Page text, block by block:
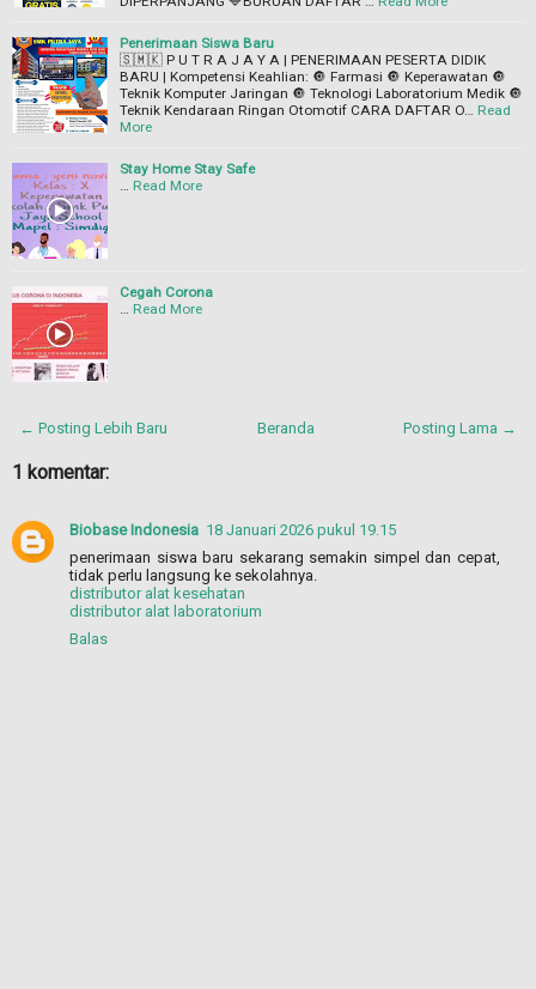
Penerimaan Siswa Baru
🇸‌🇲‌🇰‌ P U T R A J A Y A‌ | PENERIMAAN PESERTA DIDIK
BARU | Kompetensi Keahlian: 🔘 Farmasi 🔘 Keperawatan 🔘
Teknik Komputer Jaringan 🔘 Teknologi Laboratorium Medik 🔘
Teknik Kendaraan Ringan Otomotif CARA DAFTAR O…
Read
More
Stay Home Stay Safe
Read More
Cegah Corona
Read More
← Posting Lebih Baru Posting Lama →
Beranda
1 komentar:
Biobase Indonesia 18 Januari 2026 pukul 19.15
penerimaan siswa baru sekarang semakin simpel dan cepat,
tidak perlu langsung ke sekolahnya.
distributor alat kesehatan
distributor alat laboratorium
Balas